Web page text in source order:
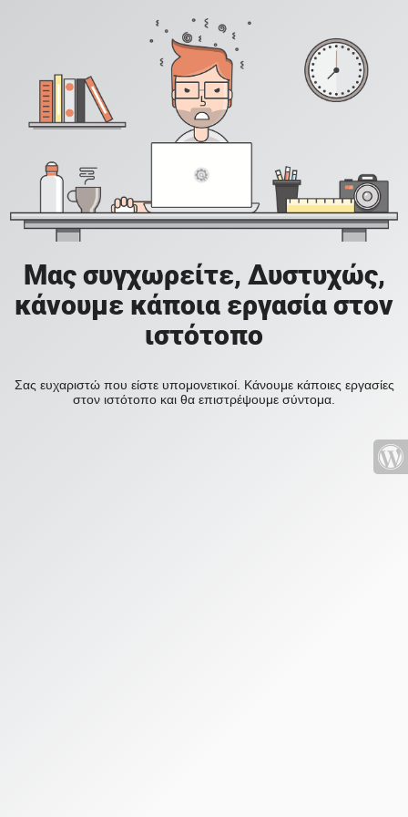
Μας συγχωρείτε, Δυστυχώς,
κάνουμε κάποια εργασία στον
ιστότοπο
Σας ευχαριστώ που είστε υπομονετικοί. Κάνουμε κάποιες εργασίες
στον ιστότοπο και θα επιστρέψουμε σύντομα.